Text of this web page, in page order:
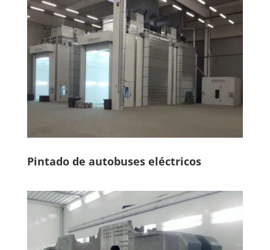
Pintado de autobuses eléctricos